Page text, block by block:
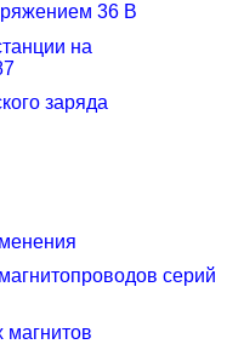
36 В
на
заряда
серий
магнитов